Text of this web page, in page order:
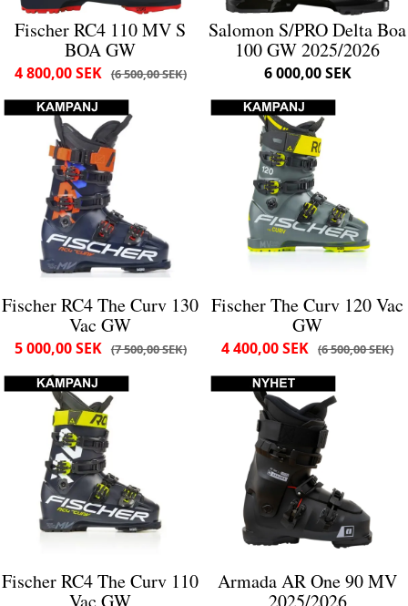
Fischer RC4 110 MV S
BOA GW
6 500,00 SEK
4 800,00 SEK
Salomon S/PRO Delta Boa
100 GW 2025/2026
6 000,00 SEK
Fischer RC4 The Curv 130
Vac GW
7 500,00 SEK
5 000,00 SEK
Fischer The Curv 120 Vac
GW
6 500,00 SEK
4 400,00 SEK
Fischer RC4 The Curv 110
Vac GW
Armada AR One 90 MV
2025/2026